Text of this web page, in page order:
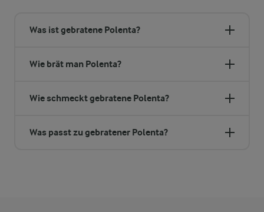
Was ist gebratene Polenta?
Wie brät man Polenta?
Wie schmeckt gebratene Polenta?
Was passt zu gebratener Polenta?